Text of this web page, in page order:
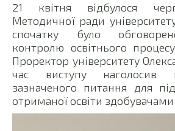
21 квітня відбулося
Методичної ради
спочатку було
контролю освітнього
Проректор університету
час виступу наголосив
зазначеного питання для
отриманої освіти